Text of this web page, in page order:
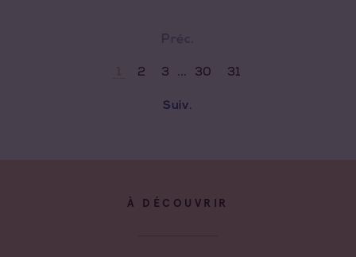
2 3 ... 30 31
Suiv.
À DÉCOUVRIR